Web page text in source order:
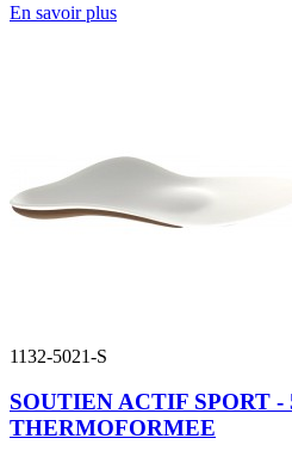
En savoir plus
1132-5021-S
SOUTIEN ACTIF SPORT -
THERMOFORMEE